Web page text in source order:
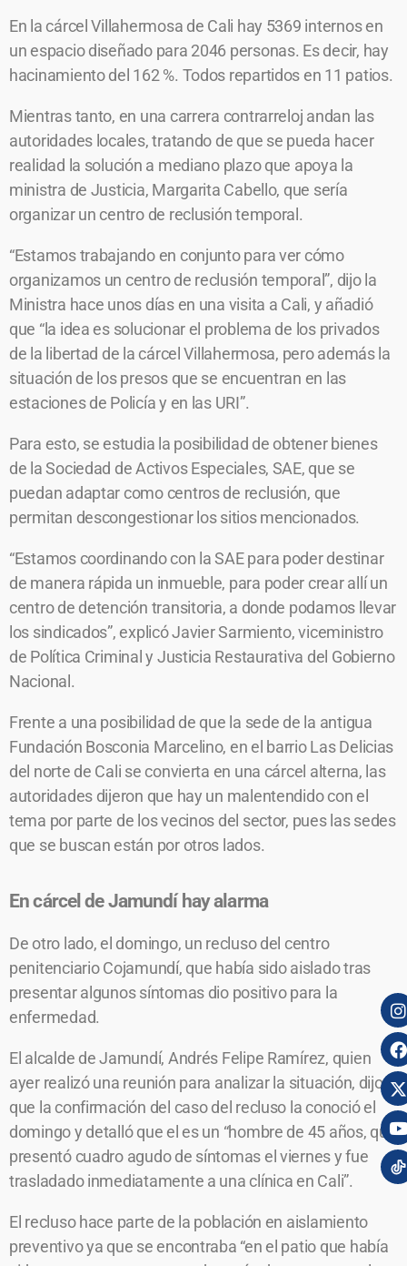
En la cárcel Villahermosa de Cali hay 5369 internos en
un espacio diseñado para 2046 personas. Es decir, hay
hacinamiento del 162 %. Todos repartidos en 11 patios.
Mientras tanto, en una carrera contrarreloj andan las
autoridades locales, tratando de que se pueda hacer
realidad la solución a mediano plazo que apoya la
ministra de Justicia, Margarita Cabello, que sería
organizar un centro de reclusión temporal.
“Estamos trabajando en conjunto para ver cómo
organizamos un centro de reclusión temporal”, dijo la
Ministra hace unos días en una visita a Cali, y añadió
que “la idea es solucionar el problema de los privados
de la libertad de la cárcel Villahermosa, pero además la
situación de los presos que se encuentran en las
estaciones de Policía y en las URI”.
Para esto, se estudia la posibilidad de obtener bienes
de la Sociedad de Activos Especiales, SAE, que se
puedan adaptar como centros de reclusión, que
permitan descongestionar los sitios mencionados.
“Estamos coordinando con la SAE para poder destinar
de manera rápida un inmueble, para poder crear allí un
centro de detención transitoria, a donde podamos llevar
los sindicados”, explicó Javier Sarmiento, viceministro
de Política Criminal y Justicia Restaurativa del Gobierno
Nacional.
Frente a una posibilidad de que la sede de la antigua
Fundación Bosconia Marcelino, en el barrio Las Delicias
del norte de Cali se convierta en una cárcel alterna, las
autoridades dijeron que hay un malentendido con el
tema por parte de los vecinos del sector, pues las sedes
que se buscan están por otros lados.
En cárcel de Jamundí hay alarma
De otro lado, el domingo, un recluso del centro
penitenciario Cojamundí, que había sido aislado tras
presentar algunos síntomas dio positivo para la
enfermedad.
El alcalde de Jamundí, Andrés Felipe Ramírez, quien
ayer realizó una reunión para analizar la situación, dijo
que la confirmación del caso del recluso la conoció el
domingo y detalló que el es un “hombre de 45 años, que
presentó cuadro agudo de síntomas el viernes y fue
trasladado inmediatamente a una clínica en Cali”.
El recluso hace parte de la población en aislamiento
preventivo ya que se encontraba “en el patio que había